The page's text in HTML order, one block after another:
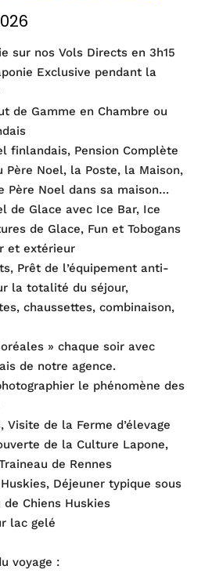
sur nos Vols Directs en 3h15
Exclusive pendant la
de Gamme en Chambre ou
finlandais, Pension Complète
Père Noel, la Poste, la Maison,
Père Noel dans sa maison…
de Glace avec Ice Bar, Ice
de Glace, Fun et Tobogans
et extérieur
Prêt de l’équipement anti-
la totalité du séjour,
chaussettes, combinaison,
» chaque soir avec
de notre agence.
le phénomène des
Visite de la Ferme d’élevage
de la Culture Lapone,
de Rennes
Déjeuner typique sous
de Chiens Huskies
lac gelé
voyage :